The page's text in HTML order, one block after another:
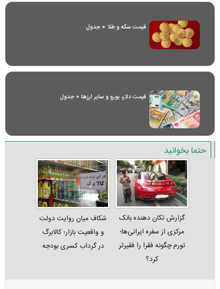
قیمت سکه و طلا + جدول
قیمت دلار، یورو و سایر ارز‌ها + جدول
حتما بخوانید
گزارش تکان‌ دهنده بانک
مرکزی از سفره ایرانی‌ها؛
تورم چگونه فقرا را فقیرتر
کرد؟
شکاف میان روایت دولت
و واقعیت بازار؛ کالابرگ
در گرداب کسری بودجه